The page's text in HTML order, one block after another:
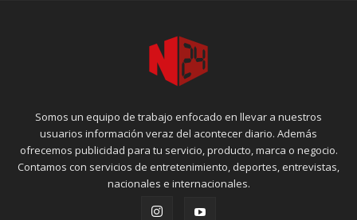
Somos un equipo de trabajo enfocado en llevar a nuestros
usuarios información veraz del acontecer diario. Además
ofrecemos publicidad para tu servicio, producto, marca o negocio.
Contamos con servicios de entretenimiento, deportes, entrevistas,
nacionales e internacionales.